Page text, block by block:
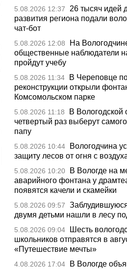
5.08.2026 12:37
26 тысяч идей
развития региона подали
чат-бот
5.08.2026 12:08
На
общественные наблюдатели
пройдут учебу
5.08.2026 11:34
В Череповце
реконструкции открыли
Комсомольском парке
5.08.2026 11:18
В Вологодской
четвертый раз выберут
папу
5.08.2026 10:44
Вологодчина
защиту лесов от огня с
5.08.2026 10:20
В Вологде на
аварийного фонтана у
появятся качели и скамейки
5.08.2026 09:57
двумя детьми нашли в лесу
5.08.2026 09:04
Шесть
школьников отправятся в
«Путешествие мечты»
4.08.2026 17:04
В Вологде